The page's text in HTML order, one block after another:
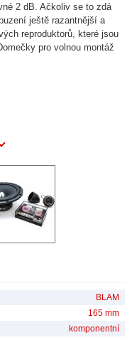
2 dB. Ačkoliv se to zdá
ještě razantnější a
reproduktorů, které jsou
pro volnou montáž
hedvábí
potažená uhlíkovým
BLAM
165 mm
komponentní